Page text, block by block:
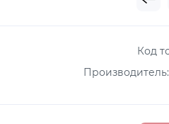
Код
Производитель: